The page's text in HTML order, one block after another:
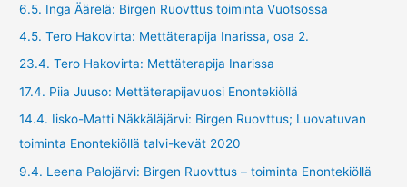
6.5. Inga Äärelä: Birgen Ruovttus toiminta Vuotsossa
4.5. Tero Hakovirta: Mettäterapija Inarissa, osa 2.
23.4. Tero Hakovirta: Mettäterapija Inarissa
17.4. Piia Juuso: Mettäterapijavuosi Enontekiöllä
14.4. Iisko-Matti Näkkäläjärvi: Birgen Ruovttus; Luovatuvan
toiminta Enontekiöllä talvi-kevät 2020
9.4. Leena Palojärvi: Birgen Ruovttus – toiminta Enontekiöllä